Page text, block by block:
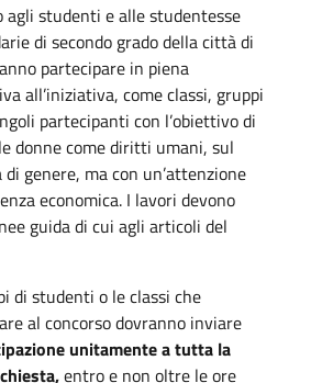
agli studenti e alle studentesse
di secondo grado della città di
partecipare in piena
all’iniziativa, come classi, gruppi
partecipanti con l’obiettivo di
donne come diritti umani, sul
genere, ma con un’attenzione
economica. I lavori devono
guida di cui agli articoli del
di studenti o le classi che
al concorso dovranno inviare
unitamente a tutta la
entro e non oltre le ore